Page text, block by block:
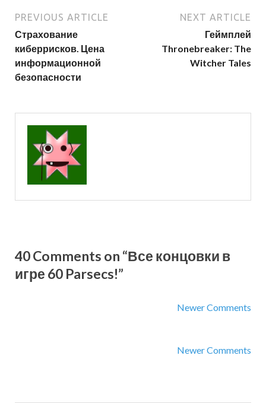
PREVIOUS ARTICLE
Страхование
киберрисков. Цена
информационной
безопасности
NEXT ARTICLE
Геймплей
Thronebreaker: The
Witcher Tales
40 Comments on “Все концовки в
игре 60 Parsecs!”
Newer Comments
Newer Comments